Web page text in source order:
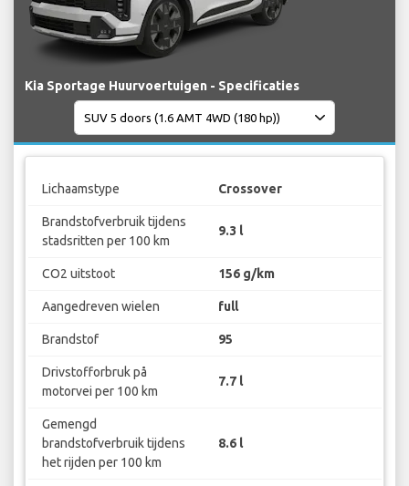
Kia Sportage Huurvoertuigen - Specificaties
Lichaamstype Crossover
Brandstofverbruik tijdens
stadsritten per 100 km
9.3 l
CO2 uitstoot 156 g/km
Aangedreven wielen full
Brandstof 95
Drivstofforbruk på
motorvei per 100 km
7.7 l
Gemengd
brandstofverbruik tijdens
het rijden per 100 km
8.6 l